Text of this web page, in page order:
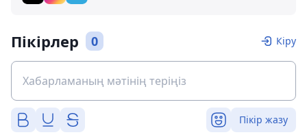
Пікірлер 0 Кіру
Пікір жазу